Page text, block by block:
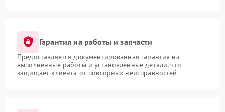
Гарантия на работы и запчасти
Предоставляется документированная гарантия на
выполненные работы и установленные детали, что
защищает клиента от повторных неисправностей